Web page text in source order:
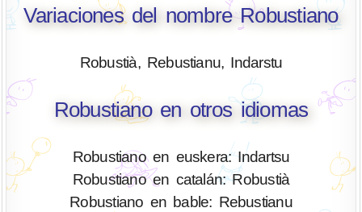
Variaciones del nombre Robustiano
Robustià, Rebustianu, Indarstu
Robustiano en otros idiomas
Robustiano en euskera: Indartsu
Robustiano en catalán: Robustià
Robustiano en bable: Rebustianu